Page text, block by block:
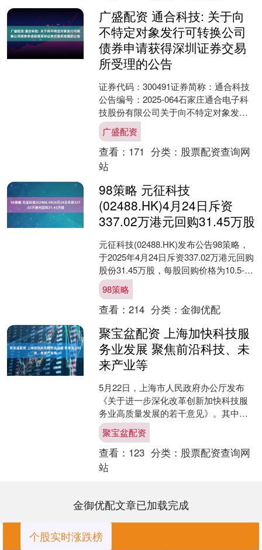
广盛配资 通合科技: 关于向
不特定对象发行可转换公司
债券申请获得深圳证券交易
所受理的公告
证券代码：300491证券简称：通合科技
公告编号：2025-064石家庄通合电子科
技股份有限公司关于向不特定对象发行
可转换公司债券申请获得深圳证券交易
所受理的公....
广盛配资
查看： 171 分类： 股票配资查询网
站
98策略 元征科技
(02488.HK)4月24日斥资
337.02万港元回购31.45万股
元征科技(02488.HK)发布公告98策略，
于2025年4月24日斥资337.02万港元回购
股份31.45万股，每股回购价格为10.5-
10.78港元。 截至....
98策略
查看： 214 分类： 金御优配
聚宝盆配资 上海加快科技服
务业发展 聚焦前沿科技、未
来产业等
5月22日，上海市人民政府办公厅发布
《关于进一步深化改革创新加快科技服
务业高质量发展的若干意见》。其中提
出聚宝盆配资，探索AI大模型助力科研
范式创新，建立算力设....
聚宝盆配资
查看： 123 分类： 股票配资查询网
站
金御优配文章已加载完成
个股实时涨跌榜